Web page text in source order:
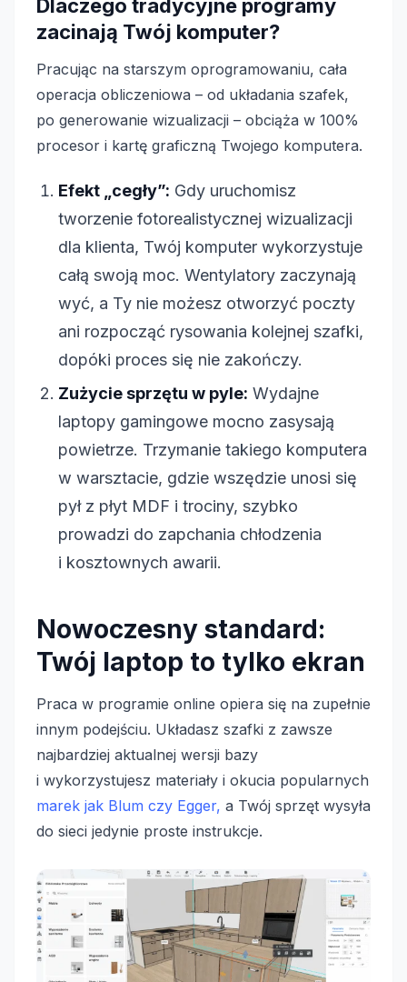
Dlaczego tradycyjne programy
zacinają Twój komputer?
Pracując na starszym oprogramowaniu, cała
operacja obliczeniowa – od układania szafek,
po generowanie wizualizacji – obciąża w 100%
procesor i kartę graficzną Twojego komputera.
Efekt „cegły”: Gdy uruchomisz
tworzenie fotorealistycznej wizualizacji
dla klienta, Twój komputer wykorzystuje
całą swoją moc. Wentylatory zaczynają
wyć, a Ty nie możesz otworzyć poczty
ani rozpocząć rysowania kolejnej szafki,
dopóki proces się nie zakończy.
Zużycie sprzętu w pyle: Wydajne
laptopy gamingowe mocno zasysają
powietrze. Trzymanie takiego komputera
w warsztacie, gdzie wszędzie unosi się
pył z płyt MDF i trociny, szybko
prowadzi do zapchania chłodzenia
i kosztownych awarii.
Nowoczesny standard:
Twój laptop to tylko ekran
Praca w programie online opiera się na zupełnie
innym podejściu. Układasz szafki z zawsze
najbardziej aktualnej wersji bazy
i wykorzystujesz materiały i okucia popularnych
marek jak Blum czy Egger, a Twój sprzęt wysyła
do sieci jedynie proste instrukcje.